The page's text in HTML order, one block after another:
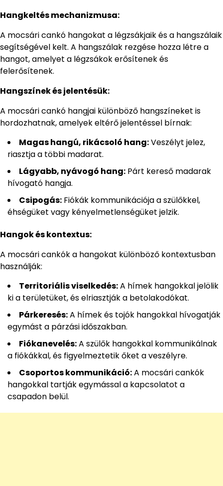
Hangkeltés mechanizmusa:
A mocsári cankó hangokat a légzsákjaik és a hangszálaik
segítségével kelt. A hangszálak rezgése hozza létre a
hangot, amelyet a légzsákok erősítenek és
felerősítenek.
Hangszínek és jelentésük:
A mocsári cankó hangjai különböző hangszíneket is
hordozhatnak, amelyek eltérő jelentéssel bírnak:
Magas hangú, rikácsoló hang:Veszélyt jelez,
riasztja a többi madarat.
Lágyabb, nyávogó hang: Párt kereső madarak
hívogató hangja.
Csipogás: Fiókák kommunikációja a szülőkkel,
éhségüket vagy kényelmetlenségüket jelzik.
Hangok és kontextus:
A mocsári cankók a hangokat különböző kontextusban
használják:
Territoriális viselkedés:A hímek hangokkal jelölik
ki a területüket, és elriasztják a betolakodókat.
Párkeresés:A hímek és tojók hangokkal hívogatják
egymást a párzási időszakban.
Fiókanevelés:A szülők hangokkal kommunikálnak
a fiókákkal, és figyelmeztetik őket a veszélyre.
Csoportos kommunikáció:A mocsári cankók
hangokkal tartják egymással a kapcsolatot a
csapadon belül.